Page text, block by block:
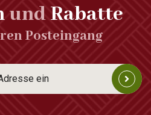
undRabatte
Posteingang